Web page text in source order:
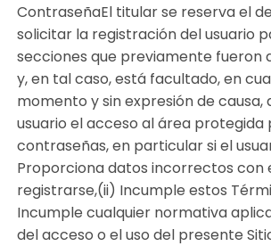
ContraseñaEl titular se reserva el
solicitar la registración del usuario
secciones que previamente fueron
y, en tal caso, está facultado, en
momento y sin expresión de causa,
usuario el acceso al área protegida
contraseñas, en particular si el
Proporciona datos incorrectos con
registrarse,(ii) Incumple estos
Incumple cualquier normativa
del acceso o el uso del presente